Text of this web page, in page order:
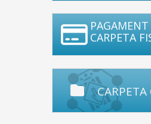
CARPETA
CARPETA